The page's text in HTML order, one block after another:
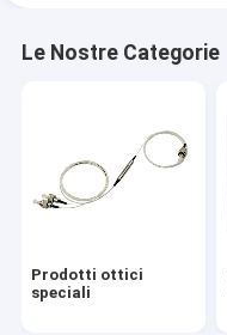
Le Nostre Categorie
Prodotti ottici
speciali